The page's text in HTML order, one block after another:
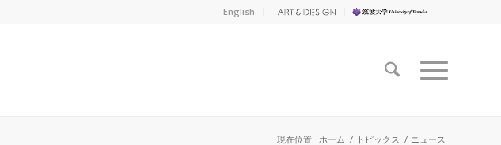
English
現在位置: ホーム / トピックス / ニュース